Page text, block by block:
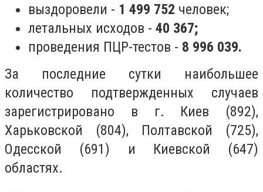
выздоровели - 1 499 752 человек;
летальных исходов - 40 367;
проведения ПЦР-тестов - 8 996 039.
За последние сутки наибольшее
количество подтвержденных случаев
зарегистрировано в г. Киев (892),
Харьковской (804), Полтавской (725),
Одесской (691) и Киевской (647)
областях.